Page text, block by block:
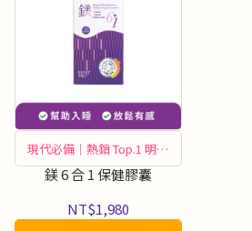
現代必備｜熱銷 Top.1 明星
商品
鎂 6 合 1 保健膠囊
NT$1,980